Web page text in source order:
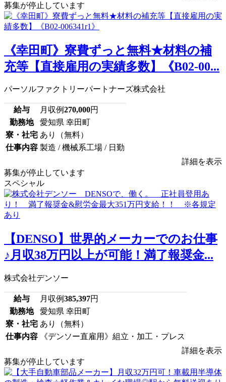
募集が停止しています
《幸田町》寮費ずっと無料★材料の補
充等【直接雇用の実績多数】《B02-00...
パーソルファクトリーパートナーズ株式会社
給与 月収例270,000円
勤務地
愛知県 幸田町
寮・社宅 あり（無料）
仕事内容 製造 / 機械系工場 / 日勤
詳細を表示
募集が停止しています
スペシャル
【DENSO】世界的メーカーでのお仕事
♪月収38万円以上が可能！満了報奨金...
株式会社デンソー
給与 月収例385,397円
勤務地
愛知県 幸田町
寮・社宅 あり（無料）
仕事内容
《デンソー直雇用》組立・加工・プレス
詳細を表示
募集が停止しています